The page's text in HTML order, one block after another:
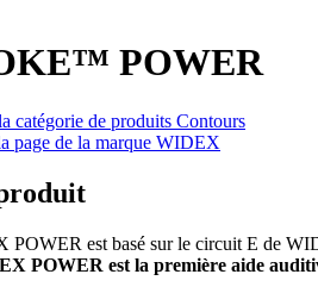
POWER
catégorie de produits Contours
page de la marque WIDEX
est basé sur le circuit E de
POWER est la première aide